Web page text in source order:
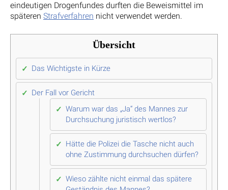
eindeutigen Drogenfundes durften die Beweismittel im
späteren Strafverfahren nicht verwendet werden.
Übersicht
Das Wichtigste in Kürze
Der Fall vor Gericht
Warum war das „Ja“ des Mannes zur
Durchsuchung juristisch wertlos?
Hätte die Polizei die Tasche nicht auch
ohne Zustimmung durchsuchen dürfen?
Wieso zählte nicht einmal das spätere